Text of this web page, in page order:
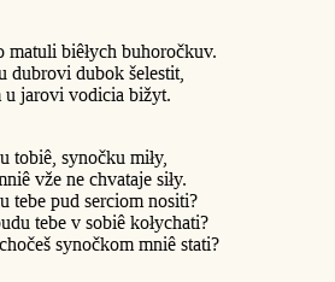
biêłych buhoročkuv.
dubrovi dubok šelestit,
u jarovi vodicia bižyt.
tobiê, synočku miły,
vže ne chvataje siły.
tebe pud serciom nositi?
tebe v sobiê kołychati?
synočkom mniê stati?